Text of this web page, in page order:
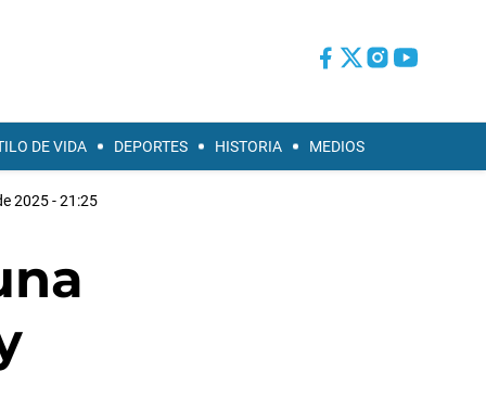
DE VIDA DEPORTES HISTORIA MEDIOS
2025 - 21:25